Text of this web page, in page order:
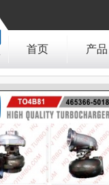
首页 产品